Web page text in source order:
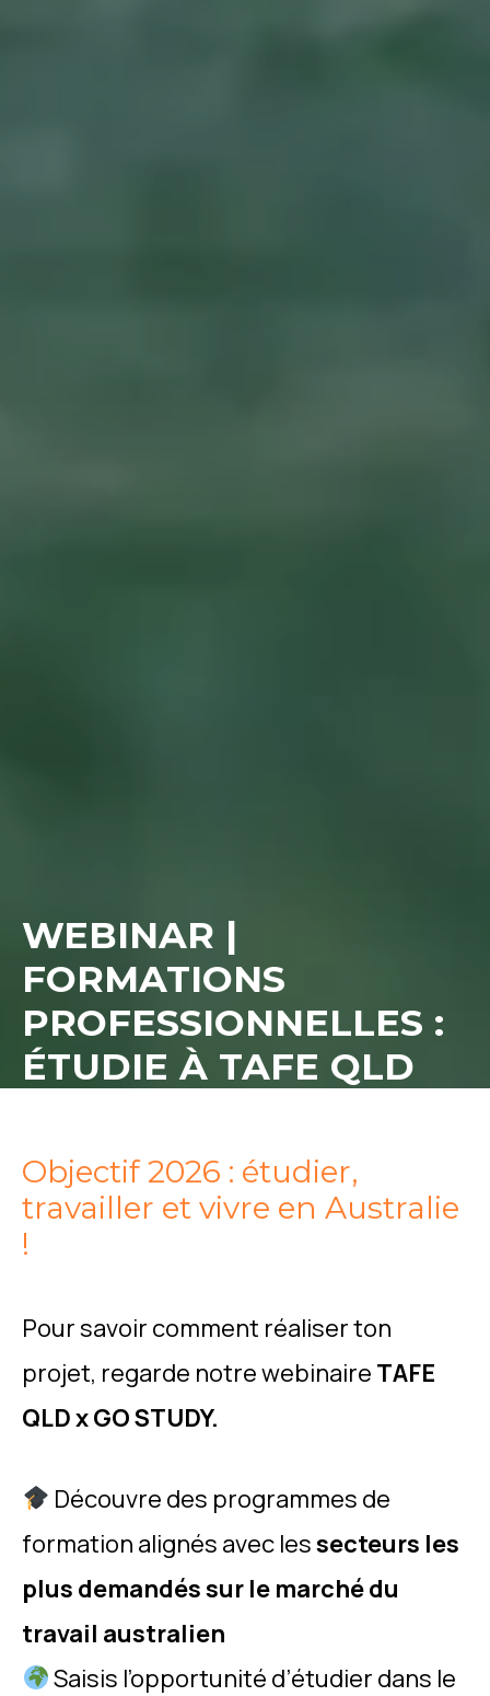
WEBINAR |
FORMATIONS
PROFESSIONNELLES :
ÉTUDIE À TAFE QLD
Objectif 2026 : étudier,
travailler et vivre en Australie
!
Pour savoir comment réaliser ton
projet, regarde notre webinaire TAFE
QLD x GO STUDY.
Découvre des programmes de
formation alignés avec lessecteurs les
plus demandés sur le marché du
travail australien
Saisis l’opportunité d’étudier dans le